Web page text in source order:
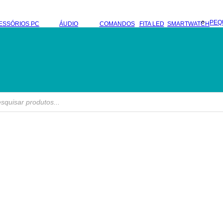
PC ÁUDIO COMANDOS FITA LED SMARTWATCH